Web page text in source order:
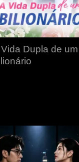
Dupla de um